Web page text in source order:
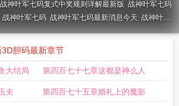
战神叶军七码复式中奖规则详解最新版 战神叶军七码
战神叶军七码 战神叶军七码最新消息今天 战神叶军
战神叶军按顺序杀尾战神叶军浪最新章节更新内容
战神叶军三胆毒胆
临档案 战神叶军定尾战神叶军今天最新3D胆
新 战神叶军福彩3D怎么选号战神叶君临是什么
胆码最新章节
大结局 第四百七十七章这都是神么人
夫 第四百七十五章婚礼上的魔影